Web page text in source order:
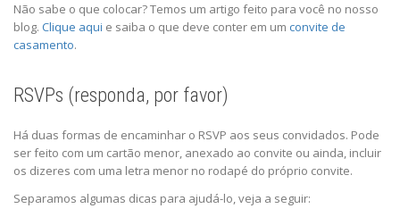
Não sabe o que colocar? Temos um artigo feito para você no nosso
blog. Clique aqui e saiba o que deve conter em um convite de
casamento.
RSVPs (responda, por favor)
Há duas formas de encaminhar o RSVP aos seus convidados. Pode
ser feito com um cartão menor, anexado ao convite ou ainda, incluir
os dizeres com uma letra menor no rodapé do próprio convite.
Separamos algumas dicas para ajudá-lo, veja a seguir: